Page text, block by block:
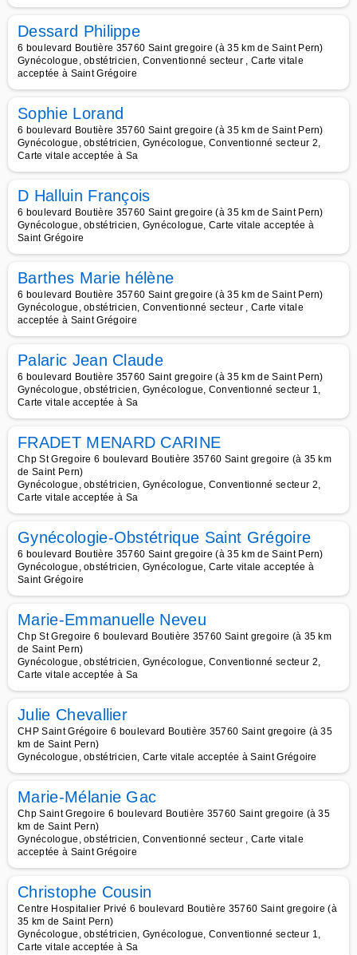
Dessard Philippe
6 boulevard Boutière 35760 Saint gregoire (à 35 km de Saint Pern)
Gynécologue, obstétricien, Conventionné secteur , Carte vitale
acceptée à Saint Grégoire
Sophie Lorand
6 boulevard Boutière 35760 Saint gregoire (à 35 km de Saint Pern)
Gynécologue, obstétricien, Gynécologue, Conventionné secteur 2,
Carte vitale acceptée à Sa
D Halluin François
6 boulevard Boutière 35760 Saint gregoire (à 35 km de Saint Pern)
Gynécologue, obstétricien, Gynécologue, Carte vitale acceptée à
Saint Grégoire
Barthes Marie hélène
6 boulevard Boutière 35760 Saint gregoire (à 35 km de Saint Pern)
Gynécologue, obstétricien, Conventionné secteur , Carte vitale
acceptée à Saint Grégoire
Palaric Jean Claude
6 boulevard Boutière 35760 Saint gregoire (à 35 km de Saint Pern)
Gynécologue, obstétricien, Gynécologue, Conventionné secteur 1,
Carte vitale acceptée à Sa
FRADET MENARD CARINE
Chp St Gregoire 6 boulevard Boutière 35760 Saint gregoire (à 35 km
de Saint Pern)
Gynécologue, obstétricien, Gynécologue, Conventionné secteur 2,
Carte vitale acceptée à Sa
Gynécologie-Obstétrique Saint Grégoire
6 boulevard Boutière 35760 Saint gregoire (à 35 km de Saint Pern)
Gynécologue, obstétricien, Gynécologue, Carte vitale acceptée à
Saint Grégoire
Marie-Emmanuelle Neveu
Chp St Gregoire 6 boulevard Boutière 35760 Saint gregoire (à 35 km
de Saint Pern)
Gynécologue, obstétricien, Gynécologue, Conventionné secteur 2,
Carte vitale acceptée à Sa
Julie Chevallier
CHP Saint Grégoire 6 boulevard Boutière 35760 Saint gregoire (à 35
km de Saint Pern)
Gynécologue, obstétricien, Carte vitale acceptée à Saint Grégoire
Marie-Mélanie Gac
Chp Saint Gregoire 6 boulevard Boutière 35760 Saint gregoire (à 35
km de Saint Pern)
Gynécologue, obstétricien, Conventionné secteur , Carte vitale
acceptée à Saint Grégoire
Christophe Cousin
Centre Hospitalier Privé 6 boulevard Boutière 35760 Saint gregoire (à
35 km de Saint Pern)
Gynécologue, obstétricien, Gynécologue, Conventionné secteur 1,
Carte vitale acceptée à Sa